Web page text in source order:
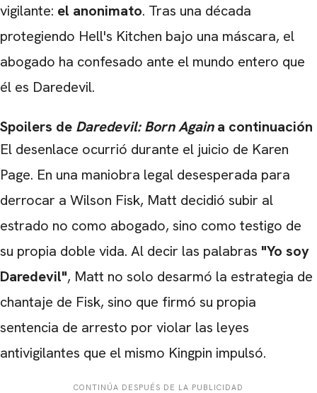
vigilante: el anonimato. Tras una década
protegiendo Hell's Kitchen bajo una máscara, el
abogado ha confesado ante el mundo entero que
él es Daredevil.
Spoilers de Daredevil: Born Againa continuación
El desenlace ocurrió durante el juicio de Karen
Page. En una maniobra legal desesperada para
derrocar a Wilson Fisk, Matt decidió subir al
estrado no como abogado, sino como testigo de
su propia doble vida. Al decir las palabras "Yo soy
Daredevil", Matt no solo desarmó la estrategia de
chantaje de Fisk, sino que firmó su propia
sentencia de arresto por violar las leyes
antivigilantes que el mismo Kingpin impulsó.
CONTINÚA DESPUÉS DE LA PUBLICIDAD